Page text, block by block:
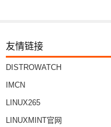
友情链接
DISTROWATCH
IMCN
LINUX265
LINUXMINT官网